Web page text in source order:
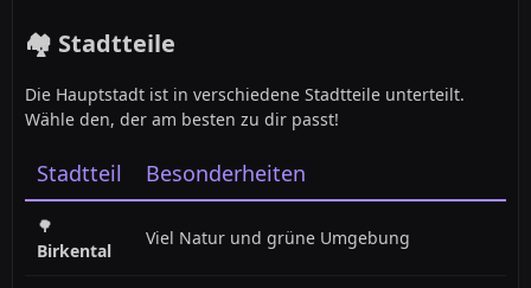
🏘️ Stadtteile
Die Hauptstadt ist in verschiedene Stadtteile unterteilt.
Wähle den, der am besten zu dir passt!
Stadtteil Besonderheiten
🌳
Birkental
Viel Natur und grüne Umgebung